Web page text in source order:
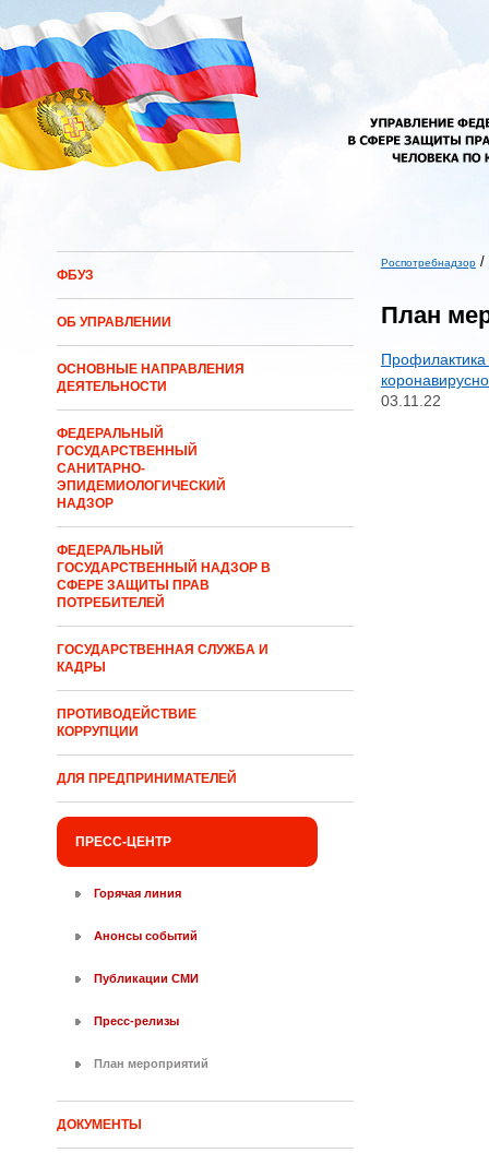
Перейти к основному содержанию
ФБУЗ
ОБ УПРАВЛЕНИИ
ОСНОВНЫЕ НАПРАВЛЕНИЯ
ДЕЯТЕЛЬНОСТИ
ФЕДЕРАЛЬНЫЙ
ГОСУДАРСТВЕННЫЙ
САНИТАРНО-
ЭПИДЕМИОЛОГИЧЕСКИЙ
НАДЗОР
ФЕДЕРАЛЬНЫЙ
ГОСУДАРСТВЕННЫЙ НАДЗОР В
СФЕРЕ ЗАЩИТЫ ПРАВ
ПОТРЕБИТЕЛЕЙ
ГОСУДАРСТВЕННАЯ СЛУЖБА И
КАДРЫ
ПРОТИВОДЕЙСТВИЕ
КОРРУПЦИИ
ДЛЯ ПРЕДПРИНИМАТЕЛЕЙ
ПРЕСС-ЦЕНТР
Горячая линия
Анонсы событий
Публикации СМИ
Пресс-релизы
План мероприятий
ДОКУМЕНТЫ
Роспотребнадзор /
План
Профилактика
03.11.22